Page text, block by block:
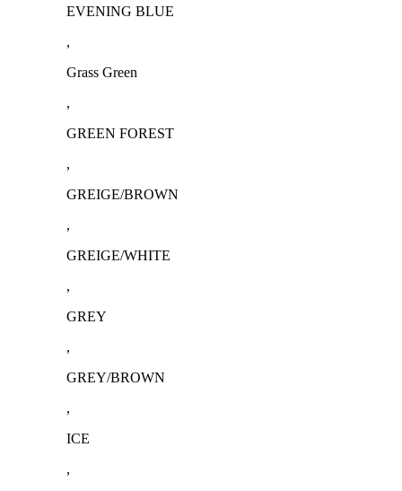
EVENING BLUE
,
Grass Green
,
GREEN FOREST
,
GREIGE/BROWN
,
GREIGE/WHITE
,
GREY
,
GREY/BROWN
,
ICE
,